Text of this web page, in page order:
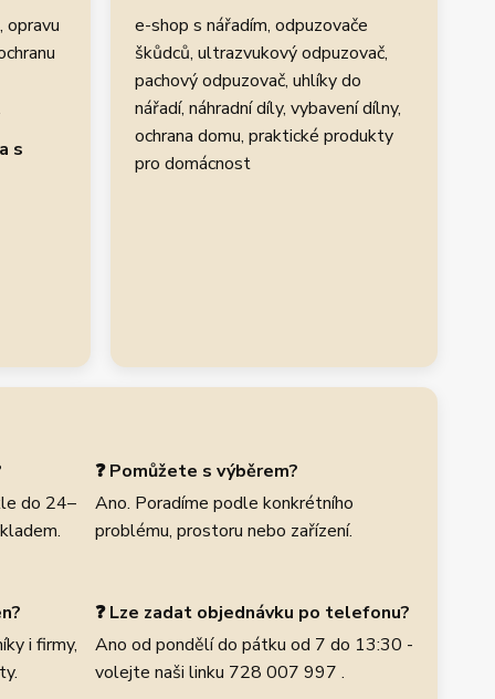
opravu
s
e-shop s nářadím, odpuzovače
škůdců, ultrazvukový odpuzovač,
pachový odpuzovač, uhlíky do
nářadí, náhradní díly, vybavení dílny,
ochrana domu, praktické produkty
pro domácnost
do 24–
❓ Pomůžete s výběrem?
Ano. Poradíme podle konkrétního
problému, prostoru nebo zařízení.
i firmy,
❓ Lze zadat objednávku po telefonu?
Ano od pondělí do pátku od 7 do 13:30 -
volejte naši linku 728 007 997 .